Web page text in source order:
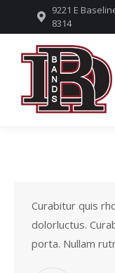
9221 E
8314
Curabitur quis
dolorluctus.
porta. Nullam